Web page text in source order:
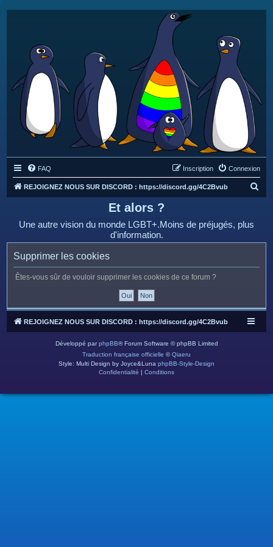
FAQ Connexion
Inscription
REJOIGNEZ NOUS SUR DISCORD : https://discord.gg/4C2Bvub
e
Et alors ?
Une autre vision du monde LGBT+.Moins de préjugés, plus
d'information.
Supprimer les cookies
Êtes-vous sûr de vouloir supprimer les cookies de ce forum ?
REJOIGNEZ NOUS SUR DISCORD : https://discord.gg/4C2Bvub
Développé parphpBB® Forum Software © phpBB Limited
Traduction française officielle ©Qiaeru
Style: Multi Design by Joyce&Luna phpBB-Style-Design
Confidentialité | Conditions